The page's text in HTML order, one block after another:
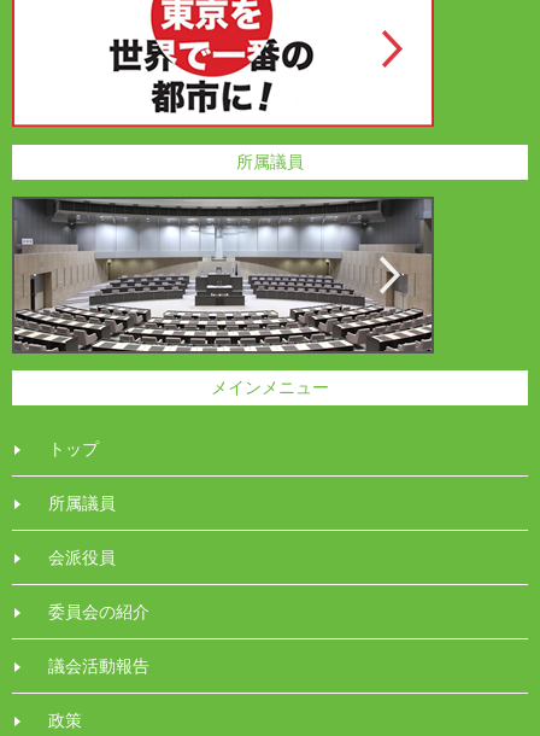
所属議員
メインメニュー
トップ
所属議員
会派役員
委員会の紹介
議会活動報告
政策